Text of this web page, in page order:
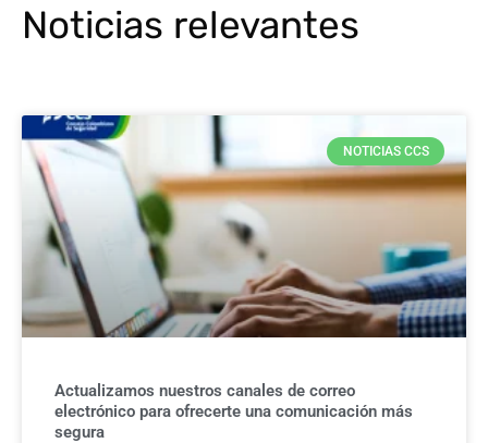
Noticias relevantes
NOTICIAS CCS
Actualizamos nuestros canales de correo
electrónico para ofrecerte una comunicación más
segura